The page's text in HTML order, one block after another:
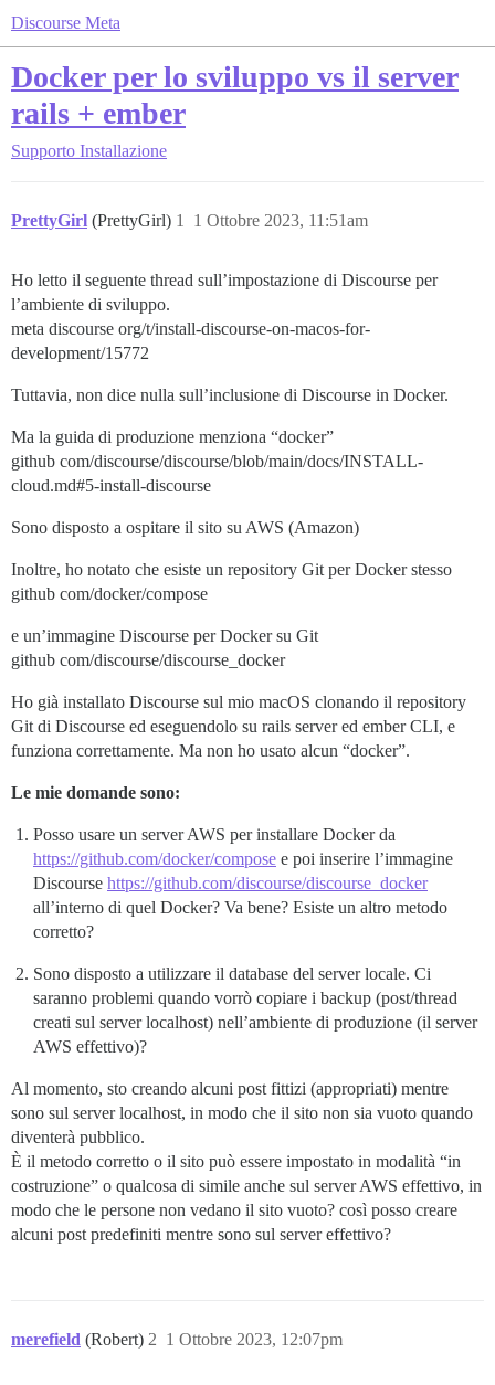
Discourse Meta
Docker per lo sviluppo vs il server
rails + ember
Supporto Installazione
PrettyGirl (PrettyGirl) 1 Ottobre 2023, 11:51am
1
Ho letto il seguente thread sull’impostazione di Discourse per
l’ambiente di sviluppo.
meta discourse org/t/install-discourse-on-macos-for-
development/15772
Tuttavia, non dice nulla sull’inclusione di Discourse in Docker.
Ma la guida di produzione menziona “docker”
github com/discourse/discourse/blob/main/docs/INSTALL-
cloud.md#5-install-discourse
Sono disposto a ospitare il sito su AWS (Amazon)
Inoltre, ho notato che esiste un repository Git per Docker stesso
github com/docker/compose
e un’immagine Discourse per Docker su Git
github com/discourse/discourse_docker
Ho già installato Discourse sul mio macOS clonando il repository
Git di Discourse ed eseguendolo su rails server ed ember CLI, e
funziona correttamente. Ma non ho usato alcun “docker”.
Le mie domande sono:
Posso usare un server AWS per installare Docker da
https://github.com/docker/compose e poi inserire l’immagine
Discourse https://github.com/discourse/discourse_docker
all’interno di quel Docker? Va bene? Esiste un altro metodo
corretto?
Sono disposto a utilizzare il database del server locale. Ci
saranno problemi quando vorrò copiare i backup (post/thread
creati sul server localhost) nell’ambiente di produzione (il server
AWS effettivo)?
Al momento, sto creando alcuni post fittizi (appropriati) mentre
sono sul server localhost, in modo che il sito non sia vuoto quando
diventerà pubblico.
È il metodo corretto o il sito può essere impostato in modalità “in
costruzione” o qualcosa di simile anche sul server AWS effettivo, in
modo che le persone non vedano il sito vuoto? così posso creare
alcuni post predefiniti mentre sono sul server effettivo?
merefield (Robert) 1 Ottobre 2023, 12:07pm
2